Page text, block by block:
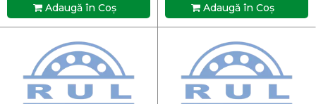
Adaugă în Coş Adaugă în Coş